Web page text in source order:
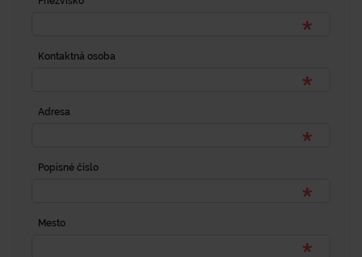
Kontaktná osoba
Adresa
Popisné číslo
Mesto